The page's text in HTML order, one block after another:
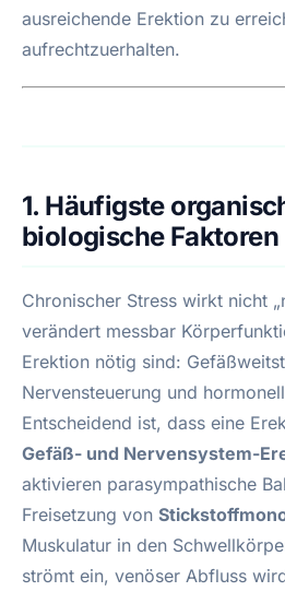
ausreichende Erektion zu
aufrechtzuerhalten.
1. Häufigste
biologische Faktoren
Chronischer Stress wirkt nicht
verändert messbar
Erektion nötig sind:
Nervensteuerung und
Entscheidend ist, dass eine
Gefäß- und Nervensystem-
aktivieren parasympathische
Freisetzung von
Muskulatur in den
strömt ein, venöser Abfluss